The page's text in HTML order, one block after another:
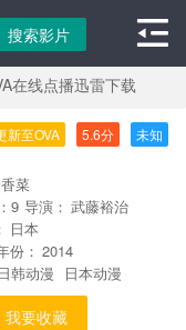
在线点播迅雷下载
新至OVA 5.6分
未知
菜
9 导演： 武藤裕治
日本
份： 2014
日韩动漫 日本动漫
我要收藏